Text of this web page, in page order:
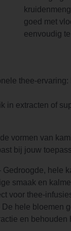
goed met
eenvoudig
thee-ervaring:
in extracten of
vormen van
bij jouw
Gedroogde, hele
smaak en
voor thee-
hele bloemen
en behouden